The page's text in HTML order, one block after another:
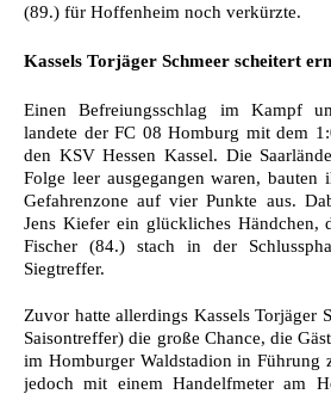
(89.) für Hoffenheim noch verkürzte.
Kassels Torjäger Schmeer scheitert
Einen Befreiungsschlag im Kampf
landete der FC 08 Homburg mit dem
den KSV Hessen Kassel. Die
Folge leer ausgegangen waren,
Gefahrenzone auf vier Punkte aus.
Jens Kiefer ein glückliches Händchen,
Fischer (84.) stach in der
Siegtreffer.
Zuvor hatte allerdings Kassels Torjäger
Saisontreffer) die große Chance, die
im Homburger Waldstadion in Führung
jedoch mit einem Handelfmeter am